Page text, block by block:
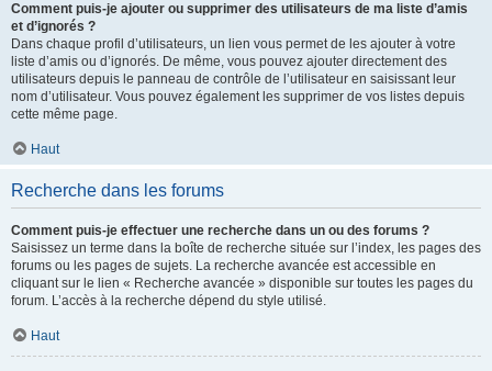
Comment puis-je ajouter ou supprimer des utilisateurs de ma liste d’amis
et d’ignorés ?
Dans chaque profil d’utilisateurs, un lien vous permet de les ajouter à votre
liste d’amis ou d’ignorés. De même, vous pouvez ajouter directement des
utilisateurs depuis le panneau de contrôle de l’utilisateur en saisissant leur
nom d’utilisateur. Vous pouvez également les supprimer de vos listes depuis
cette même page.
Haut
Recherche dans les forums
Comment puis-je effectuer une recherche dans un ou des forums ?
Saisissez un terme dans la boîte de recherche située sur l’index, les pages des
forums ou les pages de sujets. La recherche avancée est accessible en
cliquant sur le lien « Recherche avancée » disponible sur toutes les pages du
forum. L’accès à la recherche dépend du style utilisé.
Haut